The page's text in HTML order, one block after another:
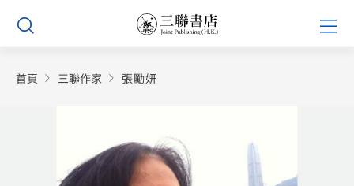
Skip
首頁 三聯作家 張勵妍